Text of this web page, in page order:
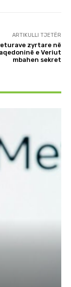
ARTIKULLI TJETËR
zyrtare në
e Veriut
mbahen sekret